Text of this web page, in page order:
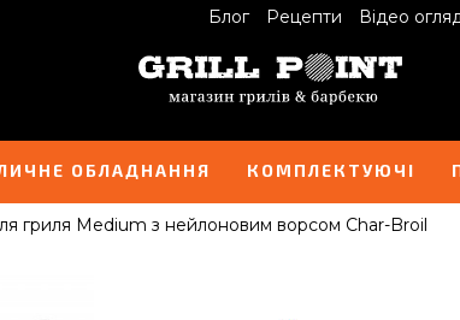
Блог Рецепти Відео
ОБЛАДНАННЯ КОМПЛЕКТУЮЧІ
гриля Medium з нейлоновим ворсом Char-Broil